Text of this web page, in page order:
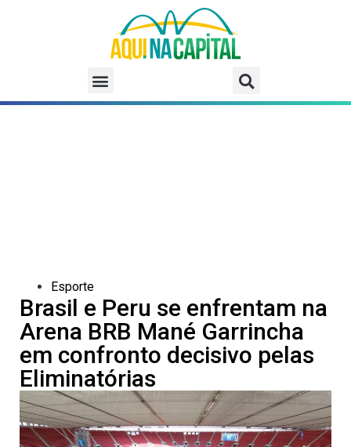
Esporte
Brasil e Peru se enfrentam na
Arena BRB Mané Garrincha
em confronto decisivo pelas
Eliminatórias